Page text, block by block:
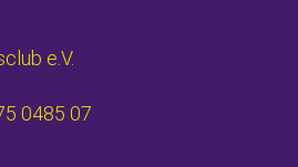
e.V.
0485 07